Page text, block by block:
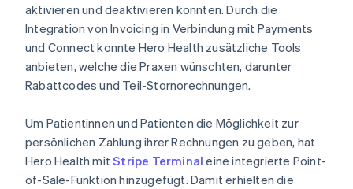
aktivieren und deaktivieren konnten. Durch die
Integration von Invoicing in Verbindung mit Payments
und Connect konnte Hero Health zusätzliche Tools
anbieten, welche die Praxen wünschten, darunter
Rabattcodes und Teil-Stornorechnungen.
Um Patientinnen und Patienten die Möglichkeit zur
persönlichen Zahlung ihrer Rechnungen zu geben, hat
Hero Health mitStripe Terminal eine integrierte Point-
of-Sale-Funktion hinzugefügt. Damit erhielten die